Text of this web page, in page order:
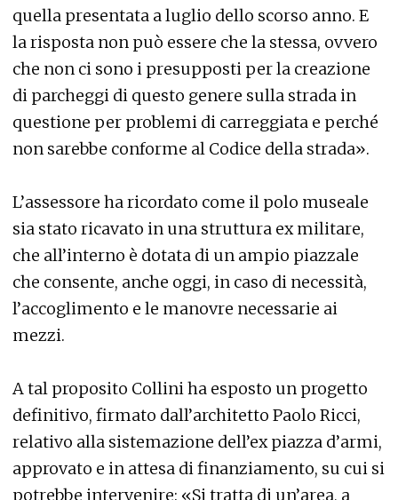
quella presentata a luglio dello scorso anno. E
la risposta non può essere che la stessa, ovvero
che non ci sono i presupposti per la creazione
di parcheggi di questo genere sulla strada in
questione per problemi di carreggiata e perché
non sarebbe conforme al Codice della strada».
L’assessore ha ricordato come il polo museale
sia stato ricavato in una struttura ex militare,
che all’interno è dotata di un ampio piazzale
che consente, anche oggi, in caso di necessità,
l’accoglimento e le manovre necessarie ai
mezzi.
A tal proposito Collini ha esposto un progetto
definitivo, firmato dall’architetto Paolo Ricci,
relativo alla sistemazione dell’ex piazza d’armi,
approvato e in attesa di finanziamento, su cui si
potrebbe intervenire: «Si tratta di un’area, a